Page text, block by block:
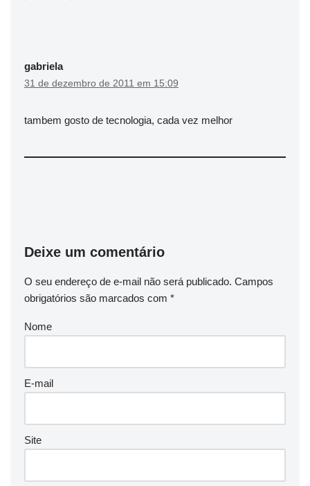
gabriela
31 de dezembro de 2011 em 15:09
tambem gosto de tecnologia, cada vez melhor
Deixe um comentário
O seu endereço de e-mail não será publicado. Campos
obrigatórios são marcados com *
Nome
E-mail
Site